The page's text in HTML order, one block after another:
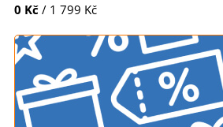
0 Kč / 1 799 Kč